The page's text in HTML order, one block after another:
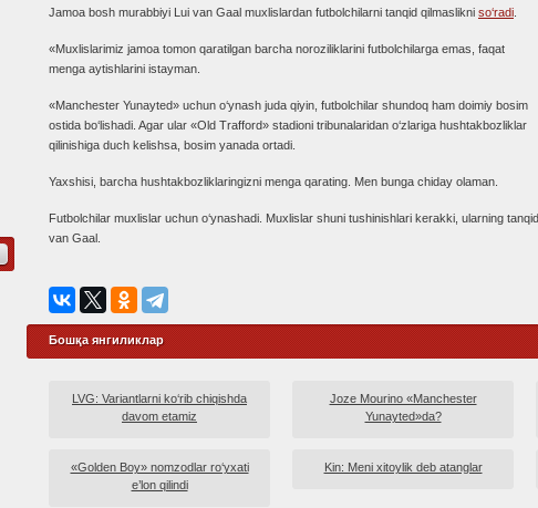
Jamoa bosh murabbiyi Lui van Gaal muxlislardan futbolchilarni tanqid qilmaslikni so‘radi
«Muxlislarimiz jamoa tomon qaratilgan barcha noroziliklarini futbolchilarga emas, faqat
menga aytishlarini istayman.
«Manchester Yunayted» uchun o‘ynash juda qiyin, futbolchilar shundoq ham doimiy bosim
ostida bo‘lishadi. Agar ular «Old Trafford» stadioni tribunalaridan o‘zlariga hushtakbozliklar
qilinishiga duch kelishsa, bosim yanada ortadi.
Yaxshisi, barcha hushtakbozliklaringizni menga qarating. Men bunga chiday olaman.
Futbolchilar muxlislar uchun o‘ynashadi. Muxlislar shuni tushinishlari kerakki, ularning
van Gaal.
Бошқа янгиликлар
LVG: Variantlarni ko‘rib chiqishda
davom etamiz
Joze Mourino «Manchester
Yunayted»da?
«Golden Boy» nomzodlar ro‘yxati
e’lon qilindi
Kin: Meni xitoylik deb atanglar